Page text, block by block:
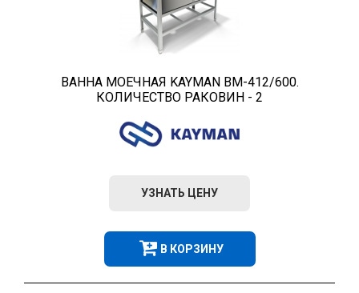
ВАННА МОЕЧНАЯ KAYMAN ВМ-412/600.
КОЛИЧЕСТВО РАКОВИН - 2
УЗНАТЬ ЦЕНУ
В КОРЗИНУ